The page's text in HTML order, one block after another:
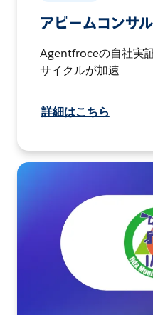
アビームコンサ
Agentfroceの自社実
サイクルが加速
詳細はこちら